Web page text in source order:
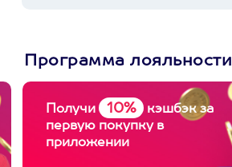
Программа лояльности
Получи 10%
кэшбэк за
первую покупку в
приложении